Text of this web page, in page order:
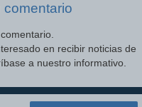
comentario
en recibir noticias de
a nuestro informativo.